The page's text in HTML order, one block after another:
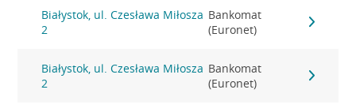
Białystok, ul. Czesława Miłosza
2
Bankomat
(Euronet)
Białystok, ul. Czesława Miłosza
2
Bankomat
(Euronet)